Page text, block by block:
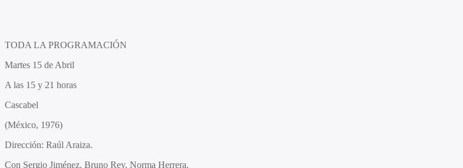
TODA LA PROGRAMACIÓN
Martes 15 de Abril
A las 15 y 21 horas
Cascabel
(México, 1976)
Dirección: Raúl Araiza.
Con Sergio Jiménez, Bruno Rey, Norma Herrera.